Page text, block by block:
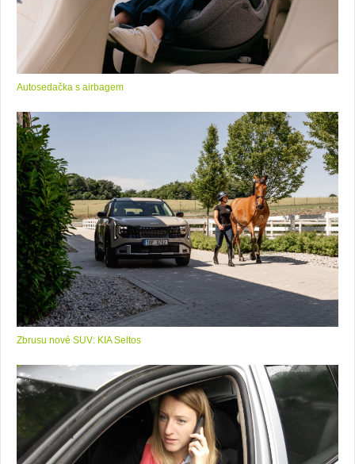
Autosedačka s airbagem
Zbrusu nové SUV: KIA Seltos